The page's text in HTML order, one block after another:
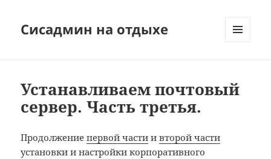
Сисадмин на отдыхе
Устанавливаем почтовый
сервер. Часть третья.
Продолжениепервой части ивторой части
установки и настройки корпоративного